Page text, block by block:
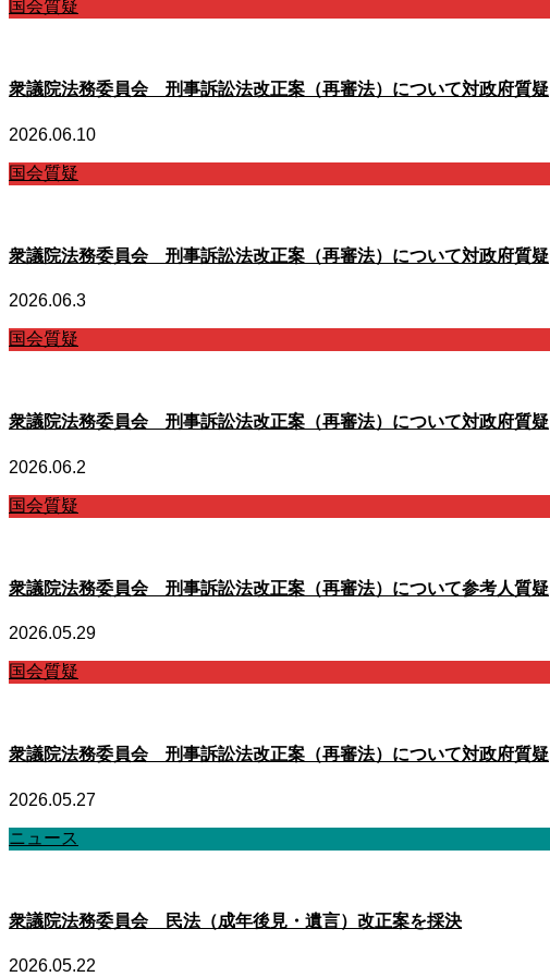
国会質疑
衆議院法務委員会 刑事訴訟法改正案（再審法）について対政府質疑
2026.06.10
国会質疑
衆議院法務委員会 刑事訴訟法改正案（再審法）について対政府質疑
2026.06.3
国会質疑
衆議院法務委員会 刑事訴訟法改正案（再審法）について対政府質疑
2026.06.2
国会質疑
衆議院法務委員会 刑事訴訟法改正案（再審法）について参考人質疑
2026.05.29
国会質疑
衆議院法務委員会 刑事訴訟法改正案（再審法）について対政府質疑
2026.05.27
ニュース
衆議院法務委員会 民法（成年後見・遺言）改正案を採決
2026.05.22